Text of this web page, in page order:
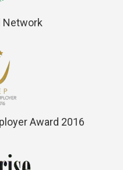
Network
Award 2016